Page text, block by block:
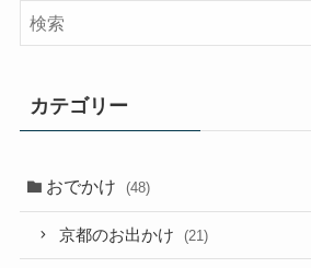
カテゴリー
おでかけ (48)
京都のお出かけ (21)